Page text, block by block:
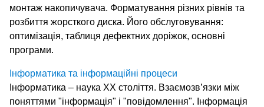
монтаж накопичувача. Форматування різних рівнів та
розбиття жорсткого диска. Його обслуговування:
оптимізація, таблиця дефектних доріжок, основні
програми.
Інформатика та інформаційні процеси
Інформатика – наука ХХ століття. Взаємозв’язки між
поняттями "інформація" і "повідомлення". Інформація